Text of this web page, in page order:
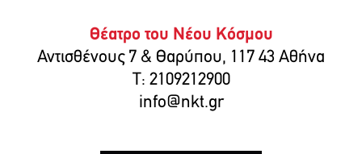
Θέατρο του Νέου Κόσμου
Αντισθένους 7 & Θαρύπου, 117 43 Αθήνα
T: 2109212900
info@nkt.gr